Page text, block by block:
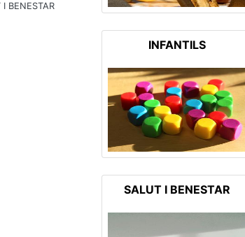
I BENESTAR
INFANTILS
SALUT I BENESTAR